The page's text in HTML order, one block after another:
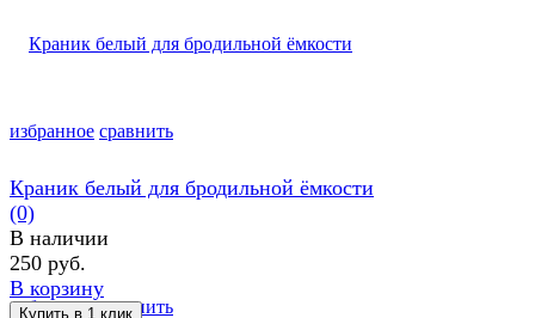
избранное сравнить
избранное сравнить
Краник белый для бродильной ёмкости
(0)
В наличии
250 руб.
В корзину